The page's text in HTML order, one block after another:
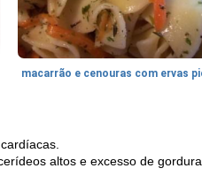
altos e excesso de gordura